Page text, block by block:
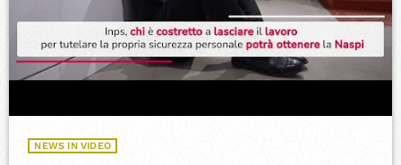
NEWS IN VIDEO